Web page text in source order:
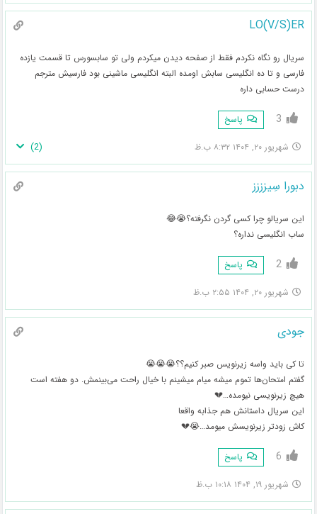
LO(V/S)ER
سریال رو نگاه نکردم فقط از صفحه دیدن میکردم ولی تو سابسورس تا قسمت یازده
فارسی و تا ده انگلیسی سابش اومده البته انگلیسی ماشینی بود فارسیش مترجم
درست حسابی داره
3 پاسخ
شهریور ۲۰, ۱۴۰۴ ۸:۳۲ ب.ظ (
2
)
دبورا سِیزززز
این سریالو چرا کسی گردن نگرفته؟😭😂
ساب انگلیسی نداره؟
2 پاسخ
شهریور ۲۰, ۱۴۰۴ ۲:۵۵ ب.ظ
جودی
تا کی باید واسه زیرنویس صبر کنیم؟؟😭😭😭
گفتم امتحان‌ها تموم میشه میام میشینم با خیال راحت می‌بینمش. دو هفته است
هیچ زیرنویسی نیومده…💔
این سریال داستانش هم جذابه واقعا
کاش زودتر زیرنویسش میومد…😭💔
6 پاسخ
شهریور ۱۹, ۱۴۰۴ ۱۰:۱۸ ب.ظ